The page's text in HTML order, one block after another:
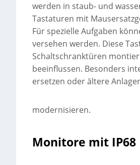
werden in staub- und
Tastaturen mit
Für spezielle Aufgaben
versehen werden. Diese
Schaltschranktüren
beeinflussen. Besonders
ersetzen oder ältere
modernisieren.
Monitore mit IP68